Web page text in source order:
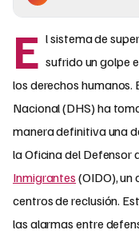
E l sistema de
sufrido un golpe
los derechos
Nacional (DHS) ha
manera definitiva una
la Oficina del Defensor
Inmigrantes (OIDO),
centros de reclusión.
las alarmas entre